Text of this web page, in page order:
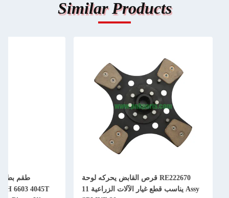
Similar Products
RE222670 قرص القابض يحركه لوحة
Assy يناسب قطع غيار الآلات الزراعية 11
6603 4045T